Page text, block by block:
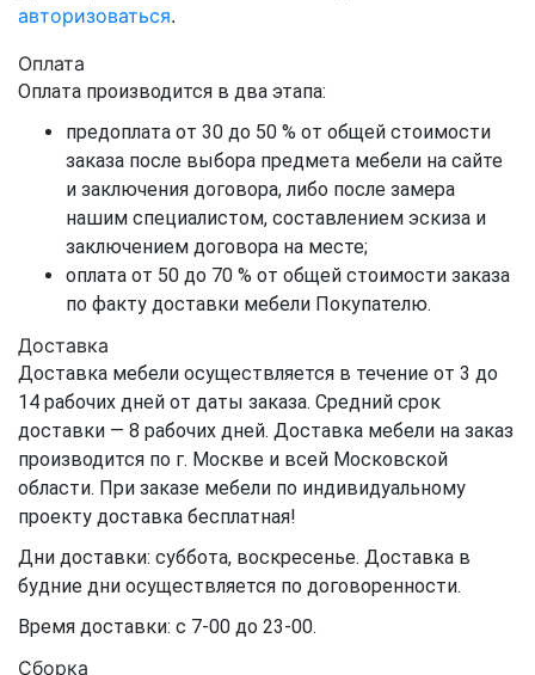
авторизоваться.
Оплата
Оплата производится в два этапа:
предоплата от 30 до 50 % от общей стоимости
заказа после выбора предмета мебели на сайте
и заключения договора, либо после замера
нашим специалистом, составлением эскиза и
заключением договора на месте;
оплата от 50 до 70 % от общей стоимости заказа
по факту доставки мебели Покупателю.
Доставка
Доставка мебели осуществляется в течение от 3 до
14 рабочих дней от даты заказа. Средний срок
доставки — 8 рабочих дней. Доставка мебели на заказ
производится по г. Москве и всей Московской
области. При заказе мебели по индивидуальному
проекту доставка бесплатная!
Дни доставки: суббота, воскресенье. Доставка в
будние дни осуществляется по договоренности.
Время доставки: с 7-00 до 23-00.
Сборка